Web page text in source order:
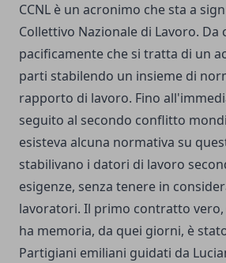
CCNL è un acronimo che sta a
Collettivo Nazionale di Lavoro. Da
pacificamente che si tratta di un
parti stabilendo un insieme di
rapporto di lavoro. Fino
seguito al secondo conflitto
esisteva alcuna normativa su
stabilivano i datori di lavoro
esigenze, senza tenere in
lavoratori. Il primo contratto
ha memoria, da quei giorni, è
Partigiani emiliani guidati da